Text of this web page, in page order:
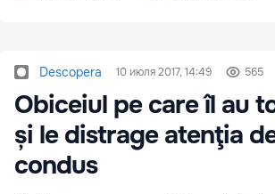
Descopera 10 июля 2017, 14:49 565
Obiceiul pe care îl au
și le distrage atenţia
condus